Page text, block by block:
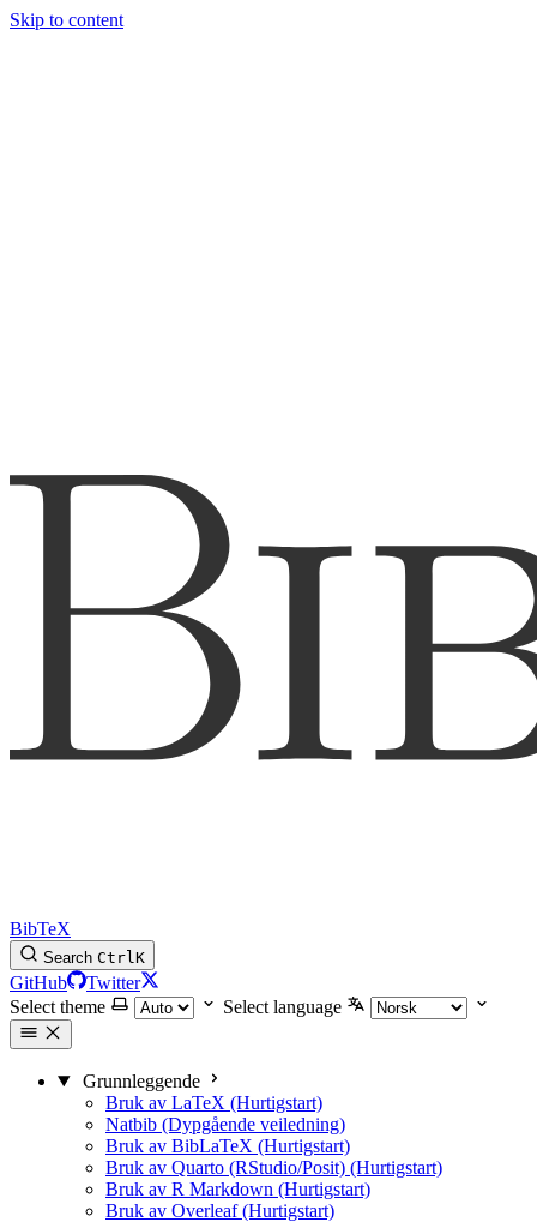
Skip to content
BibTeX
Search CtrlK
GitHub
Twitter
Select theme
Select language
Grunnleggende
Bruk av LaTeX (Hurtigstart)
Natbib (Dypgående veiledning)
Bruk av BibLaTeX (Hurtigstart)
Bruk av Quarto (RStudio/Posit) (Hurtigstart)
Bruk av R Markdown (Hurtigstart)
Bruk av Overleaf (Hurtigstart)